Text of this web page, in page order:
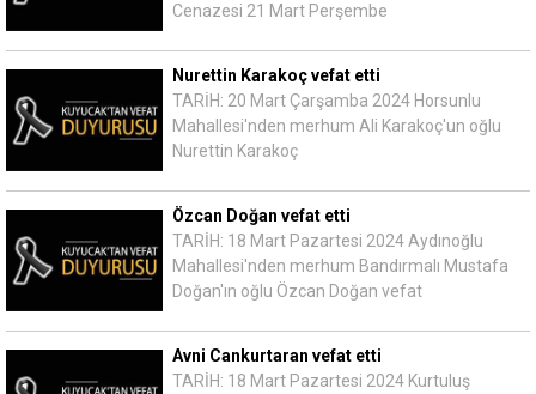
Cenazesi 21 Mart Perşembe
Nurettin Karakoç vefat etti
TARİH: 20 Mart Çarşamba 2024 Horsunlu
Mahallesi'nden merhum Ali Karakoç'un oğlu
Nurettin Karakoç
Özcan Doğan vefat etti
TARİH: 18 Mart Pazartesi 2024 Aydınoğlu
Mahallesi'nden merhum Bandırmalı Mustafa
Doğan'ın oğlu Özcan Doğan vefat
Avni Cankurtaran vefat etti
TARİH: 18 Mart Pazartesi 2024 Kurtuluş